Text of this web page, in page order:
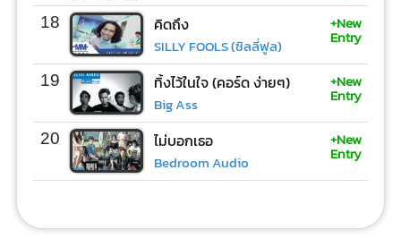
18 คิดถึง
SILLY FOOLS (ซิลลี่ฟูล)
+New
Entry
19 ทิ้งไว้ในใจ (คอร์ด ง่ายๆ)
Big Ass
+New
Entry
20 ไม่บอกเธอ
Bedroom Audio
+New
Entry